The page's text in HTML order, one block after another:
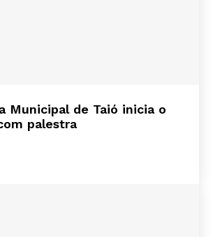
Municipal de Taió inicia o
palestra